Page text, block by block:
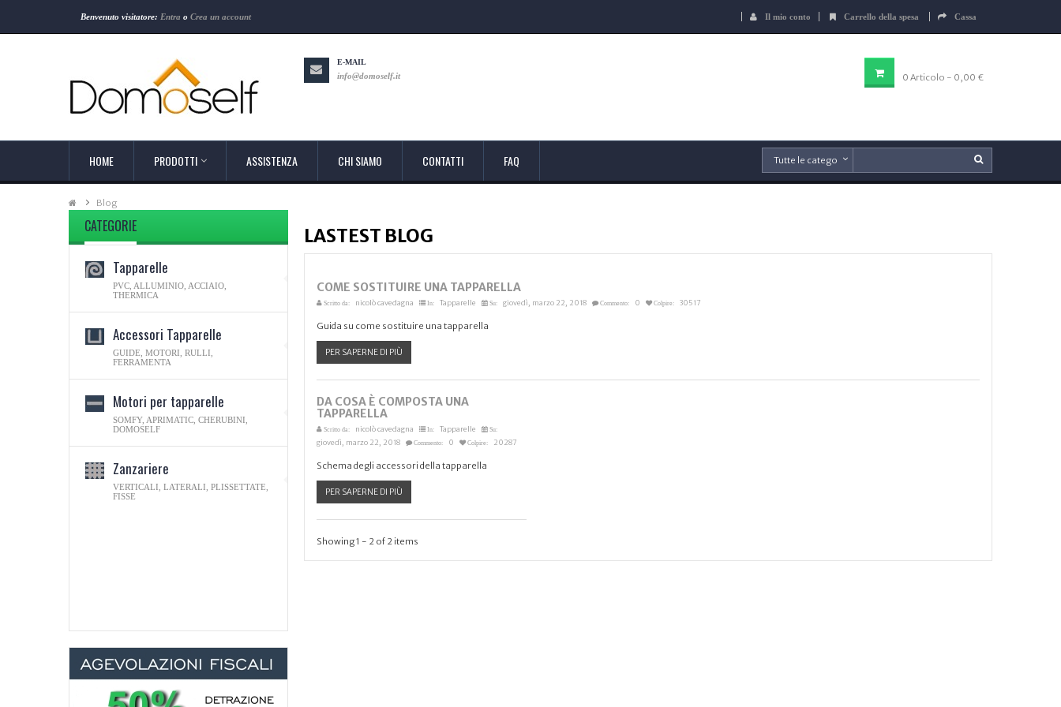
Benvenuto visitatore: Entra o Crea un account Il mio conto Carrello della spesa Cassa
0 Articolo - 0,00 €
E-MAIL
info@domoself.it
HOME PRODOTTI ASSISTENZA CHI SIAMO CONTATTI FAQ
Blog
CATEGORIE
Tapparelle
PVC, ALLUMINIO, ACCIAIO,
THERMICA
Accessori Tapparelle
GUIDE, MOTORI, RULLI,
FERRAMENTA
Motori per tapparelle
SOMFY, APRIMATIC, CHERUBINI,
DOMOSELF
Zanzariere
VERTICALI, LATERALI, PLISSETTATE,
FISSE
LASTEST BLOG
COME SOSTITUIRE UNA TAPPARELLA
Scritto da: nicolò cavedagna In: Tapparelle Su: giovedì, marzo 22, 2018 Commento: 0 Colpire: 30517
Guida su come sostituire una tapparella
PER SAPERNE DI PIÙ
DA COSA È COMPOSTA UNA
TAPPARELLA
Scritto da: nicolò cavedagna In: Tapparelle Su:
giovedì, marzo 22, 2018 Commento: 0 Colpire: 20287
Schema degli accessori della tapparella
PER SAPERNE DI PIÙ
Showing 1 - 2 of 2 items